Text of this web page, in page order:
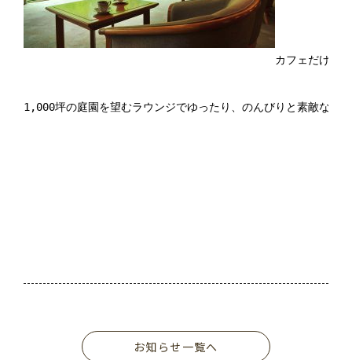
カフェだけの
1,000坪の庭園を望むラウンジでゆったり、のんびりと素敵な時
お知らせ一覧へ